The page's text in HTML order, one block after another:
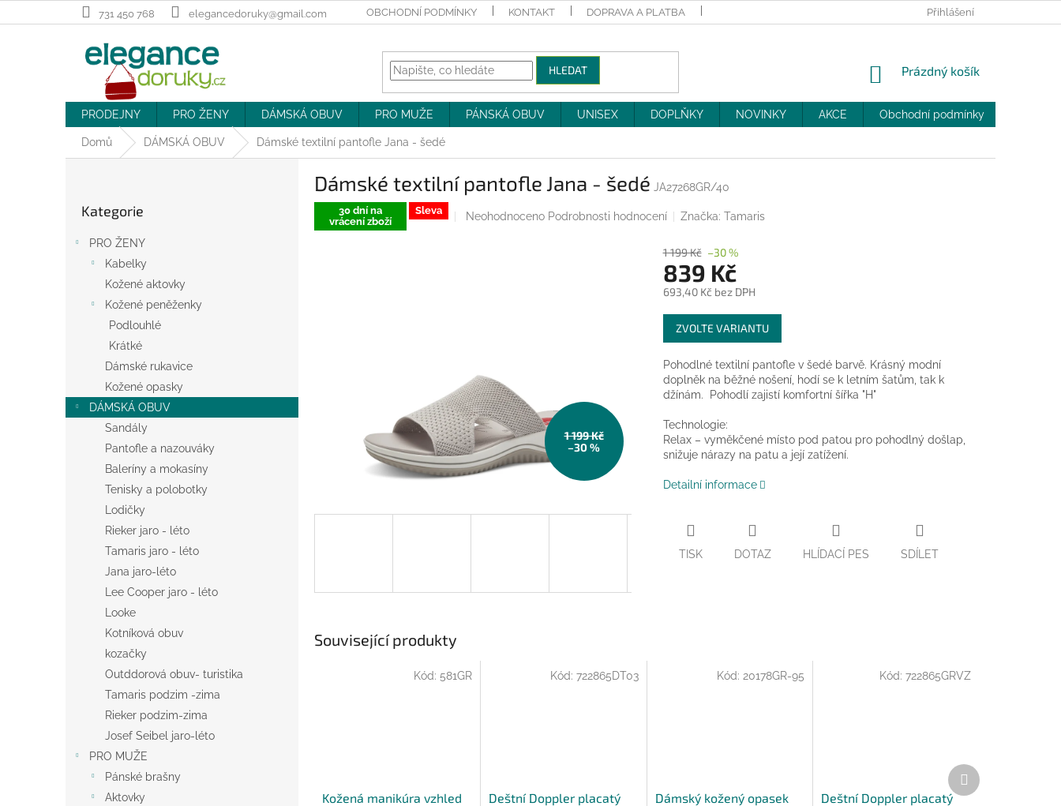
na
731 450 768 elegancedoruky@gmail.com OBCHODNÍ PODMÍNKY KONTAKT DOPRAVA A PLATBA MOJE OBJEDNÁVKA
Přihlášení
HLEDAT
NÁKUPNÍ
Prázdný košík
PRODEJNY PRO ŽENY DÁMSKÁ OBUV PRO MUŽE PÁNSKÁ OBUV UNISEX DOPLŇKY NOVINKY AKCE Obchodní podmínky
Domů DÁMSKÁ OBUV Dámské textilní pantofle Jana - šedé
l
kategorie
Kategorie
PRO ŽENY
Kabelky
Kožené aktovky
Kožené peněženky
Podlouhlé
Krátké
Dámské rukavice
Kožené opasky
DÁMSKÁ OBUV
Sandály
Pantofle a nazouváky
Baleríny a mokasíny
Tenisky a polobotky
Lodičky
Rieker jaro - léto
Tamaris jaro - léto
Jana jaro-léto
Lee Cooper jaro - léto
Looke
Kotníková obuv
kozačky
Outddorová obuv- turistika
Tamaris podzim -zima
Rieker podzim-zima
Josef Seibel jaro-léto
PRO MUŽE
Pánské brašny
Aktovky
Dámské textilní pantofle Jana - šedé JA27268GR/40
30 dní na
vrácení zboží
Sleva
Průměrné
Neohodnoceno Podrobnosti hodnocení Značka:Tamaris
1 199 Kč
–30 %
1 199 Kč –30 %
839 Kč
693,40 Kč bez DPH
Měrná
cena:
ZVOLTE VARIANTU
Pohodlné textilní pantofle v šedé barvě. Krásný modní
doplněk na běžné nošení, hodí se k letním šatům, tak k
džínám. Pohodlí zajistí komfortní šířka "H"
Technologie:
Relax – vyměkčené místo pod patou pro pohodlný došlap,
snižuje nárazy na patu a její zatížení.
Detailní informace
TISK DOTAZ HLÍDACÍ PES SDÍLET
Související produkty
Kožená manikúra vzhled
Kód: 581GR
Deštní Doppler placatý
Kód: 722865DT03
Dámský kožený opasek
Kód: 20178GR-95
Deštní Doppler placatý
Kód: 722865GRVZ
Další
produkt